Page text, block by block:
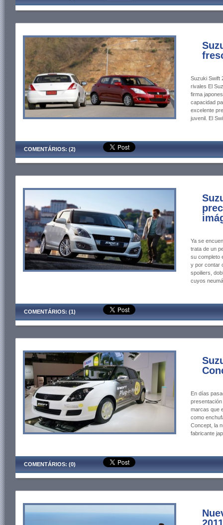
Suzuki Swift
rivales El
firma
capacidad
excelente
juvenil. El
COMENTÁRIOS: (2)
Ya se
trata de un
su completo
y por contar
spoiliers,
cuyos
COMENTÁRIOS: (1)
En días
marcas que
como
Concept, la
fabricante
COMENTÁRIOS: (0)